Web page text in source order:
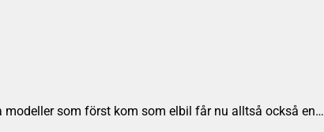
modeller som först kom som elbil får nu alltså också en…